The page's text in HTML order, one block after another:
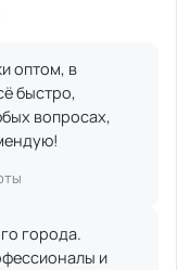
оптом, в
быстро,
вопросах,
города.
и